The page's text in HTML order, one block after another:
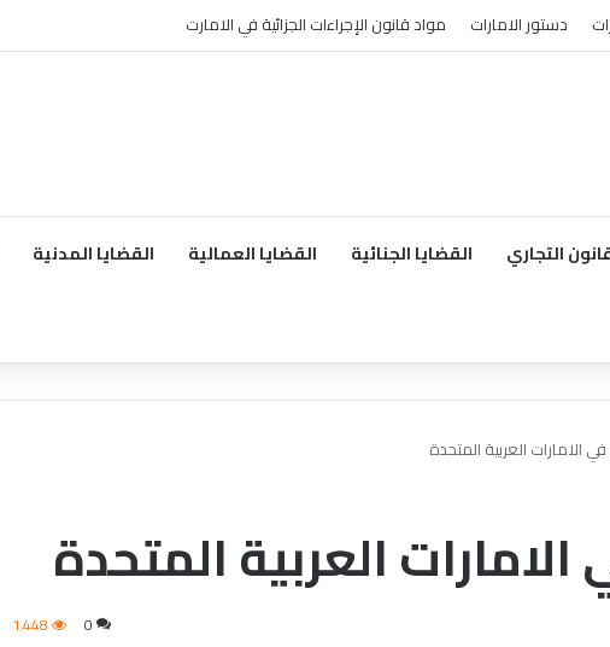
دستور الامارات مواد قانون الإجراءات الجزائية في الامارت
التجاري القضايا الجنائية القضايا العمالية القضايا المدنية
في الامارات العربية المتحدة
العربية المتحدة
0 1٬448